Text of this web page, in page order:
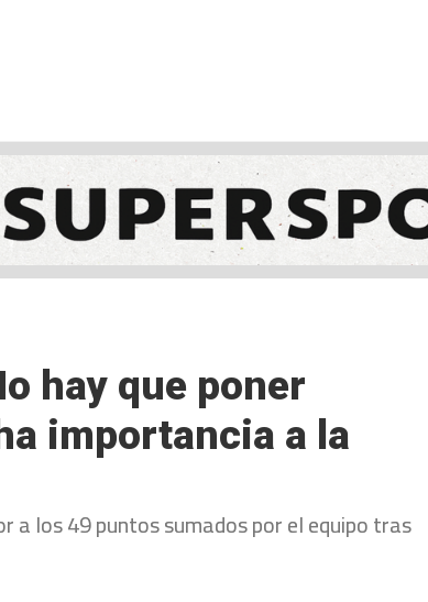
hay que poner
importancia a la
a los 49 puntos sumados por el equipo tras